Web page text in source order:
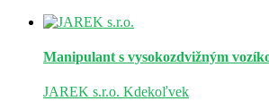
Manipulant s vysokozdvižným
JAREK s.r.o. Kdekoľvek